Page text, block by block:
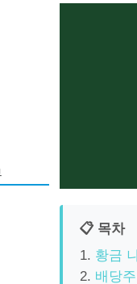
📋 목차
황금
배당